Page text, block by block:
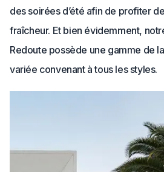
des soirées d’été afin de profiter
fraîcheur. Et bien évidemment,
Redoute possède une gamme de
variée convenant à tous les styles.